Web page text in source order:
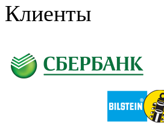
Клиенты